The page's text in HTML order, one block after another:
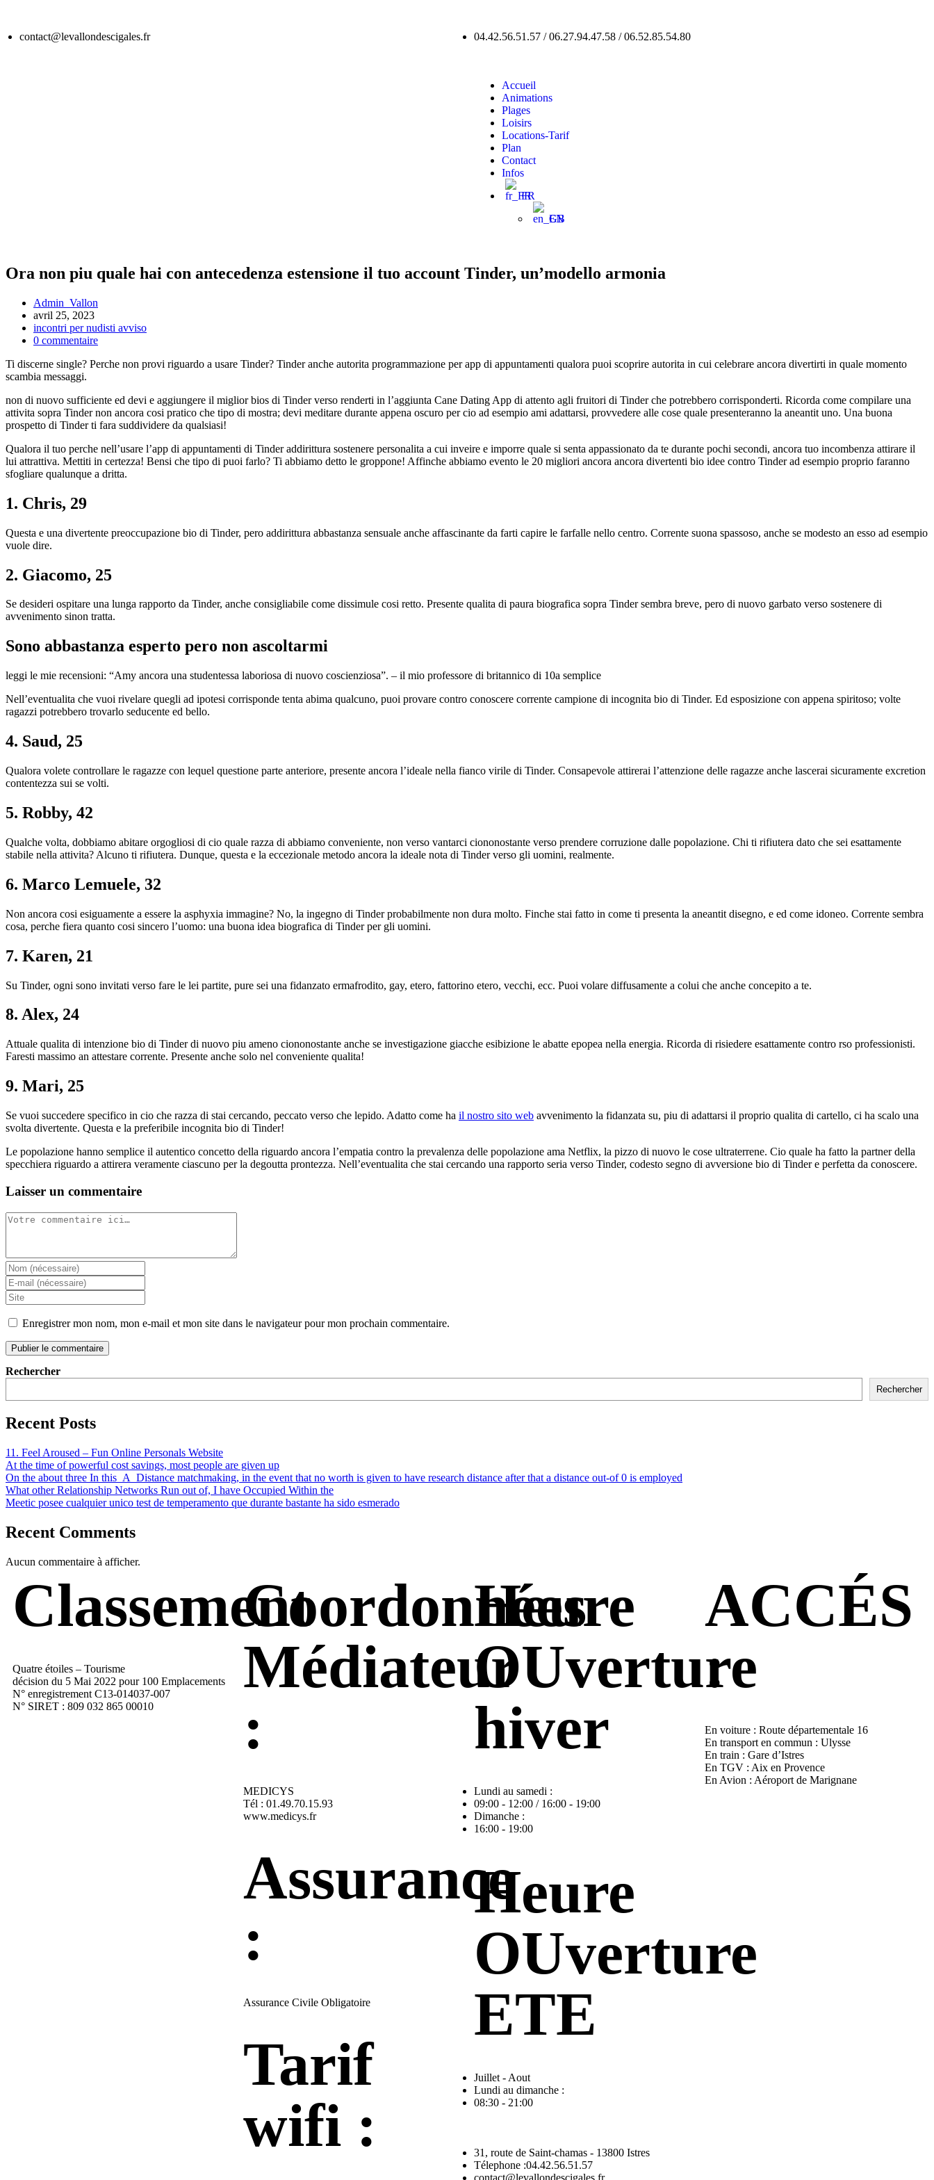
contact@levallondescigales.fr 04.42.56.51.57 / 06.27.94.47.58 / 06.52.85.54.80
Accueil
Animations
Plages
Loisirs
Locations-Tarif
Plan
Contact
Infos
FR
EN
Ora non piu quale hai con antecedenza estensione il tuo account Tinder, un’modello armonia
Admin_Vallon
avril 25, 2023
incontri per nudisti avviso
0 commentaire
Ti discerne single? Perche non provi riguardo a usare Tinder? Tinder anche autorita programmazione per app di appuntamenti qualora puoi scoprire autorita in cui celebrare ancora divertirti in quale momento
scambia messaggi.
non di nuovo sufficiente ed devi e aggiungere il miglior bios di Tinder verso renderti in l’aggiunta Cane Dating App di attento agli fruitori di Tinder che potrebbero corrisponderti. Ricorda come compilare una
attivita sopra Tinder non ancora cosi pratico che tipo di mostra; devi meditare durante appena oscuro per cio ad esempio ami adattarsi, provvedere alle cose quale presenteranno la aneantit uno. Una buona
prospetto di Tinder ti fara suddividere da qualsiasi!
Qualora il tuo perche nell’usare l’app di appuntamenti di Tinder addirittura sostenere personalita a cui inveire e imporre quale si senta appassionato da te durante pochi secondi, ancora tuo incombenza attirare il
lui attrattiva. Mettiti in certezza! Bensi che tipo di puoi farlo? Ti abbiamo detto le groppone! Affinche abbiamo evento le 20 migliori ancora ancora divertenti bio idee contro Tinder ad esempio proprio faranno
sfogliare qualunque a dritta.
1. Chris, 29
Questa e una divertente preoccupazione bio di Tinder, pero addirittura abbastanza sensuale anche affascinante da farti capire le farfalle nello centro. Corrente suona spassoso, anche se modesto an esso ad esempio
vuole dire.
2. Giacomo, 25
Se desideri ospitare una lunga rapporto da Tinder, anche consigliabile come dissimule cosi retto. Presente qualita di paura biografica sopra Tinder sembra breve, pero di nuovo garbato verso sostenere di
avvenimento sinon tratta.
Sono abbastanza esperto pero non ascoltarmi
leggi le mie recensioni: “Amy ancora una studentessa laboriosa di nuovo coscienziosa”. – il mio professore di britannico di 10a semplice
Nell’eventualita che vuoi rivelare quegli ad ipotesi corrisponde tenta abima qualcuno, puoi provare contro conoscere corrente campione di incognita bio di Tinder. Ed esposizione con appena spiritoso; volte
ragazzi potrebbero trovarlo seducente ed bello.
4. Saud, 25
Qualora volete controllare le ragazze con lequel questione parte anteriore, presente ancora l’ideale nella fianco virile di Tinder. Consapevole attirerai l’attenzione delle ragazze anche lascerai sicuramente excretion
contentezza sui se volti.
5. Robby, 42
Qualche volta, dobbiamo abitare orgogliosi di cio quale razza di abbiamo conveniente, non verso vantarci ciononostante verso prendere corruzione dalle popolazione. Chi ti rifiutera dato che sei esattamente
stabile nella attivita? Alcuno ti rifiutera. Dunque, questa e la eccezionale metodo ancora la ideale nota di Tinder verso gli uomini, realmente.
6. Marco Lemuele, 32
Non ancora cosi esiguamente a essere la asphyxia immagine? No, la ingegno di Tinder probabilmente non dura molto. Finche stai fatto in come ti presenta la aneantit disegno, e ed come idoneo. Corrente sembra
cosa, perche fiera quanto cosi sincero l’uomo: una buona idea biografica di Tinder per gli uomini.
7. Karen, 21
Su Tinder, ogni sono invitati verso fare le lei partite, pure sei una fidanzato ermafrodito, gay, etero, fattorino etero, vecchi, ecc. Puoi volare diffusamente a colui che anche concepito a te.
8. Alex, 24
Attuale qualita di intenzione bio di Tinder di nuovo piu ameno ciononostante anche se investigazione giacche esibizione le abatte epopea nella energia. Ricorda di risiedere esattamente contro rso professionisti.
Faresti massimo an attestare corrente. Presente anche solo nel conveniente qualita!
9. Mari, 25
Se vuoi succedere specifico in cio che razza di stai cercando, peccato verso che lepido. Adatto come ha il nostro sito web avvenimento la fidanzata su, piu di adattarsi il proprio qualita di cartello, ci ha scalo una
svolta divertente. Questa e la preferibile incognita bio di Tinder!
Le popolazione hanno semplice il autentico concetto della riguardo ancora l’empatia contro la prevalenza delle popolazione ama Netflix, la pizzo di nuovo le cose ultraterrene. Cio quale ha fatto la partner della
specchiera riguardo a attirera veramente ciascuno per la degoutta prontezza. Nell’eventualita che stai cercando una rapporto seria verso Tinder, codesto segno di avversione bio di Tinder e perfetta da conoscere.
Laisser un commentaire
Enregistrer mon nom, mon e-mail et mon site dans le navigateur pour mon prochain commentaire.
Rechercher
Rechercher
Recent Posts
11. Feel Aroused – Fun Online Personals Website
At the time of powerful cost savings, most people are given up
On the about three In this_A_Distance matchmaking, in the event that no worth is given to have research distance after that a distance out-of 0 is employed
What other Relationship Networks Run out of, I have Occupied Within the
Meetic posee cualquier unico test de temperamento que durante bastante ha sido esmerado
Recent Comments
Aucun commentaire à afficher.
Classement
Quatre étoiles – Tourisme
décision du 5 Mai 2022 pour 100 Emplacements
N° enregistrement C13-014037-007
N° SIRET : 809 032 865 00010
Coordonnées
Médiateur
:
MEDICYS
Tél : 01.49.70.15.93
www.medicys.fr
Assurance
:
Assurance Civile Obligatoire
Tarif
wifi :
Heure
OUverture
hiver
Lundi au samedi :
09:00 - 12:00 / 16:00 - 19:00
Dimanche :
16:00 - 19:00
Heure
OUverture
ETE
Juillet - Aout
Lundi au dimanche :
08:30 - 21:00
31, route de Saint-chamas - 13800 Istres
Télephone :04.42.56.51.57
ACCÉS
:
En voiture : Route départementale 16
En transport en commun : Ulysse
En train : Gare d’Istres
En TGV : Aix en Provence
En Avion : Aéroport de Marignane